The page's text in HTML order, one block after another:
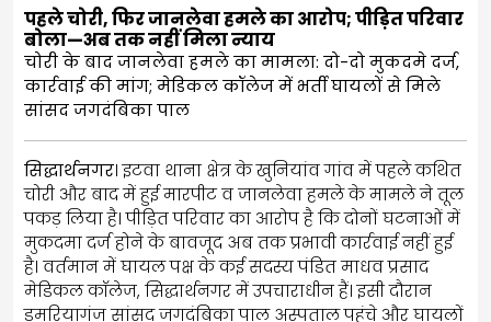
पहले चोरी, फिर जानलेवा हमले का आरोप; पीड़ित परिवार
बोला—अब तक नहीं मिला न्याय
चोरी के बाद जानलेवा हमले का मामला: दो-दो मुकदमे दर्ज,
कार्रवाई की मांग; मेडिकल कॉलेज में भर्ती घायलों से मिले
सांसद जगदंबिका पाल
सिद्धार्थनगर। इटवा थाना क्षेत्र के खुनियांव गांव में पहले कथित
चोरी और बाद में हुई मारपीट व जानलेवा हमले के मामले ने तूल
पकड़ लिया है। पीड़ित परिवार का आरोप है कि दोनों घटनाओं में
मुकदमा दर्ज होने के बावजूद अब तक प्रभावी कार्रवाई नहीं हुई
है। वर्तमान में घायल पक्ष के कई सदस्य पंडित माधव प्रसाद
मेडिकल कॉलेज, सिद्धार्थनगर में उपचाराधीन हैं। इसी दौरान
डुमरियागंज सांसद जगदंबिका पाल अस्पताल पहुंचे और घायलों